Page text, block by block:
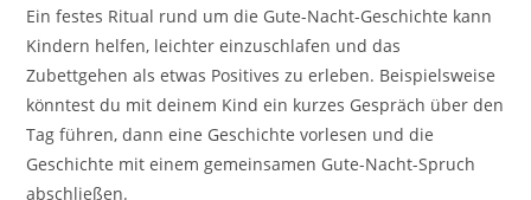
Ein festes Ritual rund um die Gute-Nacht-Geschichte kann
Kindern helfen, leichter einzuschlafen und das
Zubettgehen als etwas Positives zu erleben. Beispielsweise
könntest du mit deinem Kind ein kurzes Gespräch über den
Tag führen, dann eine Geschichte vorlesen und die
Geschichte mit einem gemeinsamen Gute-Nacht-Spruch
abschließen.